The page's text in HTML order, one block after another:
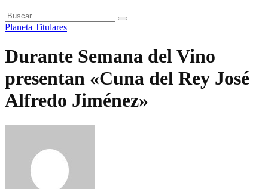
Planeta Titulares
Durante Semana del Vino
presentan «Cuna del Rey José
Alfredo Jiménez»